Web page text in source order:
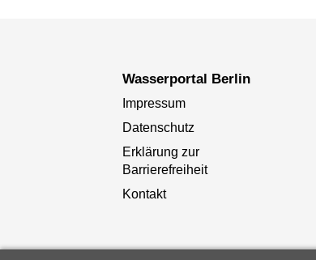
Wasserportal Berlin
Impressum
Datenschutz
Erklärung zur
Barrierefreiheit
Kontakt